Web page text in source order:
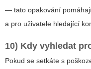
— tato opakování
a pro uživatele hledající
10) Kdy vyhledat
Pokud se setkáte s